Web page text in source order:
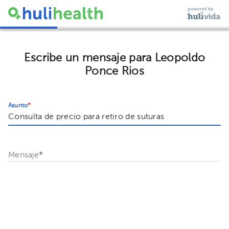
Escribe un mensaje para Leopoldo
Ponce Rios
Asunto*
Mensaje*